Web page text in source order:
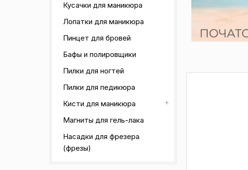
Кусачки для маникюра
Лопатки для маникюра
Пинцет для бровей
Бафы и полировщики
Пилки для ногтей
Пилки для педикюра
Кисти для маникюра
Магниты для гель-лака
Насадки для фрезера
(фрезы)